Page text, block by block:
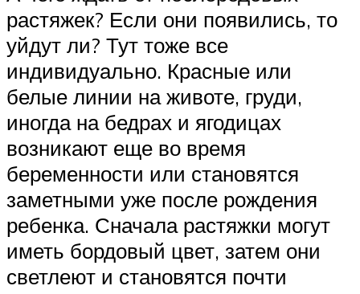
растяжек? Если они появились, то
уйдут ли? Тут тоже все
индивидуально. Красные или
белые линии на животе, груди,
иногда на бедрах и ягодицах
возникают еще во время
беременности или становятся
заметными уже после рождения
ребенка. Сначала растяжки могут
иметь бордовый цвет, затем они
светлеют и становятся почти